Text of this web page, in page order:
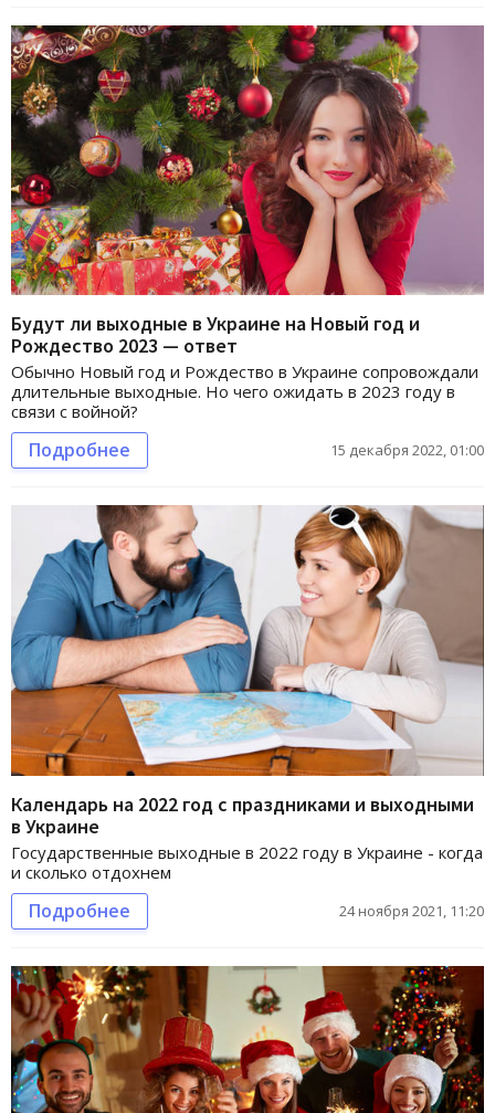
Будут ли выходные в Украине на Новый год и
Рождество 2023 — ответ
Обычно Новый год и Рождество в Украине сопровождали
длительные выходные. Но чего ожидать в 2023 году в
связи с войной?
Подробнее 15 декабря 2022, 01:00
Календарь на 2022 год с праздниками и выходными
в Украине
Государственные выходные в 2022 году в Украине - когда
и сколько отдохнем
Подробнее 24 ноября 2021, 11:20